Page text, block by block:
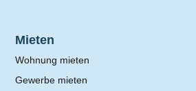
Mieten
Wohnung mieten
Gewerbe mieten